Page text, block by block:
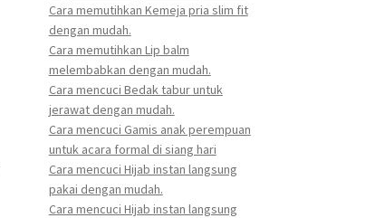
Cara memutihkan Kemeja pria slim fit
dengan mudah.
Cara memutihkan Lip balm
melembabkan dengan mudah.
Cara mencuci Bedak tabur untuk
jerawat dengan mudah.
Cara mencuci Gamis anak perempuan
untuk acara formal di siang hari
Cara mencuci Hijab instan langsung
pakai dengan mudah.
Cara mencuci Hijab instan langsung